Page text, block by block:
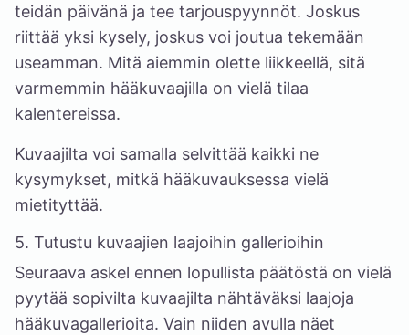
teidän päivänä ja tee tarjouspyynnöt. Joskus
riittää yksi kysely, joskus voi joutua tekemään
useamman. Mitä aiemmin olette liikkeellä, sitä
varmemmin hääkuvaajilla on vielä tilaa
kalentereissa.
Kuvaajilta voi samalla selvittää kaikki ne
kysymykset, mitkä hääkuvauksessa vielä
mietityttää.
5. Tutustu kuvaajien laajoihin gallerioihin
Seuraava askel ennen lopullista päätöstä on vielä
pyytää sopivilta kuvaajilta nähtäväksi laajoja
hääkuvagallerioita. Vain niiden avulla näet